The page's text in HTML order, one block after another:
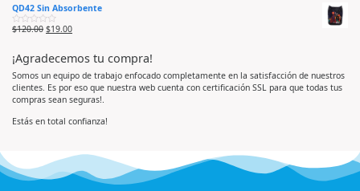
e
5
o
e
n
0
5
l
o
r
a
e
n
0
d
e
5
QD42 Sin Absorbente
V
o
r
a
d
o
n
d
e
$120.00 $19.00
¡Agradecemos tu compra!
Somos un equipo de trabajo enfocado completamente en la satisfacción de nuestros
clientes. Es por eso que nuestra web cuenta con certificación SSL para que todas tus
compras sean seguras!.
Estás en total confianza!